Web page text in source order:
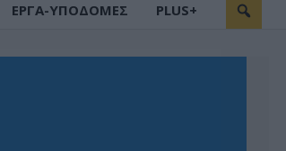
ΕΡΓΑ-ΥΠΟΔΟΜΕΣ PLUS+